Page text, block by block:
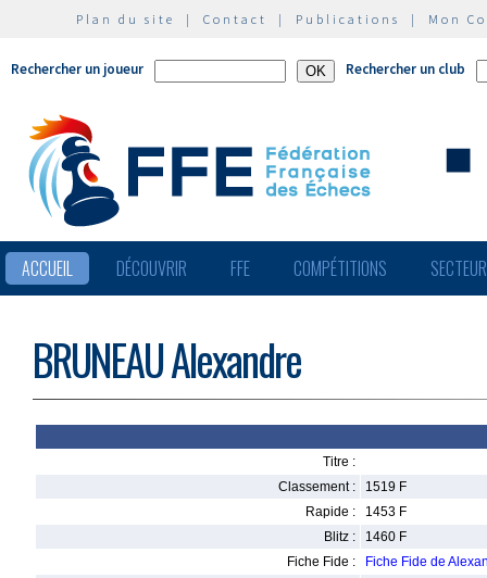
Plan du site | Contact | Publications | Mon
Rechercher un joueur Rechercher un club
ACCUEIL DÉCOUVRIR FFE COMPÉTITIONS
BRUNEAU Alexandre
Titre :
Classement :
1519 F
Rapide :
1453 F
Blitz :
1460 F
Fiche Fide :
Fiche Fide de